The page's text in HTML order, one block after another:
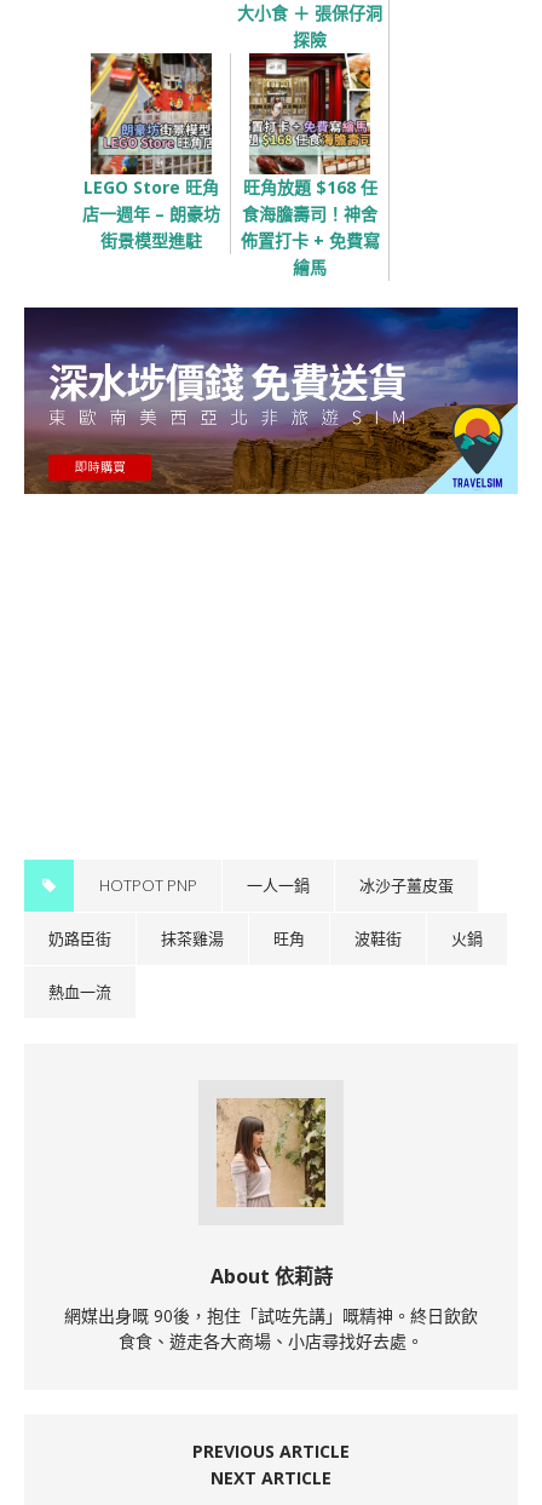
大小食 ＋ 張保仔洞
探險
LEGO Store 旺角
店一週年 – 朗豪坊
街景模型進駐
旺角放題 $168 任
食海膽壽司！神舍
佈置打卡 + 免費寫
繪馬
HOTPOT PNP 一人一鍋 冰沙子薑皮蛋
奶路臣街 抹茶雞湯 旺角 波鞋街 火鍋
熱血一流
About 依莉詩
網媒出身嘅 90後，抱住「試咗先講」嘅精神。終日飲飲
食食、遊走各大商場、小店尋找好去處。
PREVIOUS ARTICLE
NEXT ARTICLE